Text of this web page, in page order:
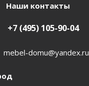
Наши контакты
+7 (495) 105-90-04
mebel-domu@yandex.ru